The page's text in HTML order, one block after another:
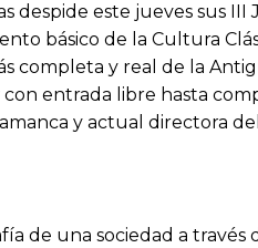
despide este jueves sus
básico de la Cultura
completa y real de la
entrada libre hasta
y actual directora
de una sociedad a